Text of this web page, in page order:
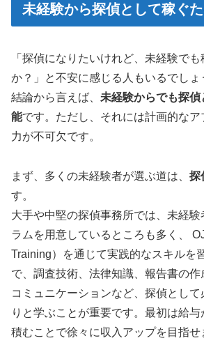
未経験から探偵として稼ぐ
「探偵になりたいけれど、未経験でも
か？」と不安に感じる人もいるでしょ
結論から言えば、 未経験からでも探
能です。ただし、それには計画的な
力が不可欠です。
まず、多くの未経験者が選ぶ道は、 探
す。
大手や中堅の探偵事務所では、未経
ラムを用意しているところも多く、
Training）を通じて実践的なスキルを
で、調査技術、法律知識、報告書の
コミュニケーションなど、探偵とし
りと学ぶことが重要です。最初は給
積むことで徐々に収入アップを目指せ